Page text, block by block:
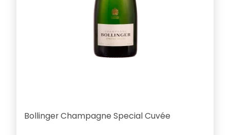
Bollinger Champagne Special Cuvée